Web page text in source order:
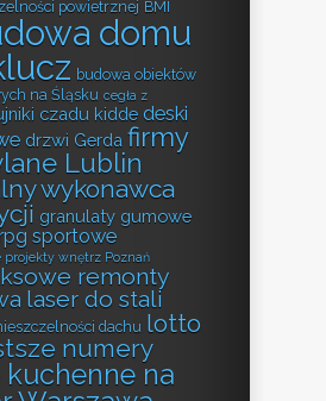
powietrznej BMI
domu
budowa obiektów
na Śląsku cegła z
czadu kidde deski
drzwi Gerda firmy
Lublin
wykonawca
granulaty gumowe
sportowe
projekty wnętrz Poznań
remonty
laser do stali
dachu lotto
numery
na